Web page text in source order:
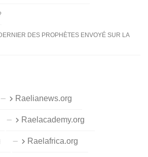
DES PROPHÈTES ENVOYÉ SUR LA
Raelianews.org
Raelacademy.org
Raelafrica.org